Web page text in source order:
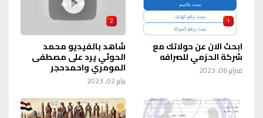
1
ابحث الان عن حولاتك مع
شركة الحزمي للصرافه
فبراير 06, 2023
2
شاهد بالفيديو محمد
الحوثي يرد على مصطفى
المومري واحمدحجر
يناير 02, 2023